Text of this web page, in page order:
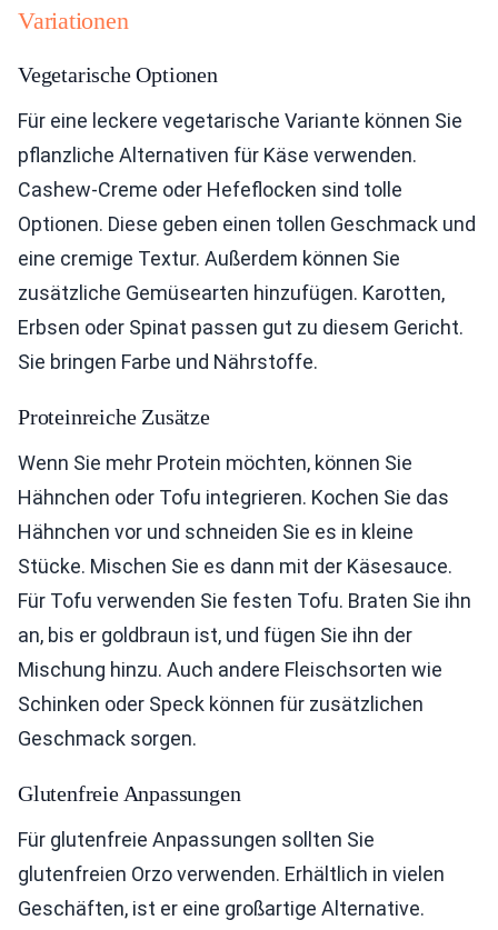
Variationen
Vegetarische Optionen
Für eine leckere vegetarische Variante können Sie
pflanzliche Alternativen für Käse verwenden.
Cashew-Creme oder Hefeflocken sind tolle
Optionen. Diese geben einen tollen Geschmack und
eine cremige Textur. Außerdem können Sie
zusätzliche Gemüsearten hinzufügen. Karotten,
Erbsen oder Spinat passen gut zu diesem Gericht.
Sie bringen Farbe und Nährstoffe.
Proteinreiche Zusätze
Wenn Sie mehr Protein möchten, können Sie
Hähnchen oder Tofu integrieren. Kochen Sie das
Hähnchen vor und schneiden Sie es in kleine
Stücke. Mischen Sie es dann mit der Käsesauce.
Für Tofu verwenden Sie festen Tofu. Braten Sie ihn
an, bis er goldbraun ist, und fügen Sie ihn der
Mischung hinzu. Auch andere Fleischsorten wie
Schinken oder Speck können für zusätzlichen
Geschmack sorgen.
Glutenfreie Anpassungen
Für glutenfreie Anpassungen sollten Sie
glutenfreien Orzo verwenden. Erhältlich in vielen
Geschäften, ist er eine großartige Alternative.